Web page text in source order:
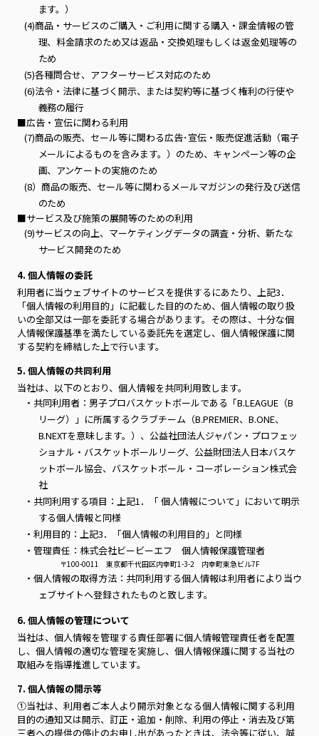
ます。）
(4)商品・サービスのご購入・ご利用に関する購入・課金情報の管
理、料金請求のため又は返品・交換処理もしくは返金処理等の
ため
(5)各種問合せ、アフターサービス対応のため
(6)法令・法律に基づく開示、または契約等に基づく権利の行使や
義務の履行
■広告・宣伝に関わる利用
(7)商品の販売、セール等に関わる広告･宣伝・販売促進活動（電子
メールによるものを含みます。）のため、キャンペーン等の企
画、アンケートの実施のため
(8）商品の販売、セール等に関わるメールマガジンの発行及び送信
のため
■サービス及び施策の展開等のための利用
(9)サービスの向上、マーケティングデータの調査・分析、新たな
サービス開発のため
4. 個人情報の委託
利用者に当ウェブサイトのサービスを提供するにあたり、上記3．
「個人情報の利用目的」に記載した目的のため、個人情報の取り扱
いの全部又は一部を委託する場合があります。その際は、十分な個
人情報保護基準を満たしている委託先を選定し、個人情報保護に関
する契約を締結した上で行います。
5. 個人情報の共同利用
当社は、以下のとおり、個人情報を共同利用致します。
・共同利用者：男子プロバスケットボールである「B.LEAGUE（B
リーグ）」に所属するクラブチーム（B.PREMIER、B.ONE、
B.NEXTを意味します。）、公益社団法人ジャパン・プロフェッ
ショナル・バスケットボールリーグ、公益財団法人日本バスケ
ットボール協会、バスケットボール・コーポレーション株式会
社
・共同利用する項目：上記1．「 個人情報について」において明示
する個人情報と同様
・利用目的：上記3．「個人情報の利用目的」と同様
・管理責任：株式会社ビービーエフ 個人情報保護管理者
〒100-0011 東京都千代田区内幸町1-3-2 内幸町東急ビル7F
・個人情報の取得方法：共同利用する個人情報は利用者により当ウ
ェブサイトへ登録されたものと致します。
6. 個人情報の管理について
当社は、個人情報を管理する責任部署に個人情報管理責任者を配置
し、個人情報の適切な管理を実施し、個人情報保護に関する当社の
取組みを指導推進しています。
7. 個人情報の開示等
①当社は、利用者ご本人より開示対象となる個人情報に関する利用
目的の通知又は開示、訂正・追加・削除、利用の停止・消去及び第
三者への提供の停止のお申し出があったときは、法令等に従い、誠